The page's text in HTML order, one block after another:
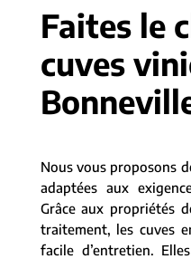
Faites le
cuves
Nous vous proposons
adaptées aux
Grâce aux propriétés
traitement, les cuves
facile d’entretien.